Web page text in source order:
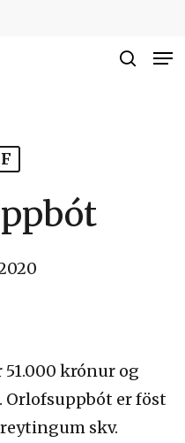
krónur og
Orlofsuppbót er föst
skv.
Close